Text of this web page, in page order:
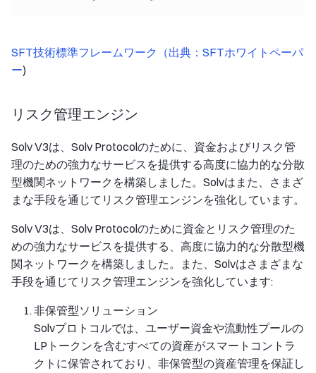
SFT技術標準フレームワーク（出典： SFTホワイトペーパ
ー)
リスク管理エンジン
Solv V3は、Solv Protocolのために、資金およびリスク管
理のための強力なサービスを提供する高度に協力的な分散
型機関ネットワークを構築しました。Solvはまた、さまざ
まな手段を通じてリスク管理エンジンを強化しています。
Solv V3は、Solv Protocolのために資金とリスク管理のた
めの強力なサービスを提供する、高度に協力的な分散型機
関ネットワークを構築しました。また、Solvはさまざまな
手段を通じてリスク管理エンジンを強化しています:
非保管型ソリューション
Solvプロトコルでは、ユーザー資金や流動性プールの
LPトークンを含むすべての資産がスマートコントラ
クトに保管されており、非保管型の資産管理を保証し